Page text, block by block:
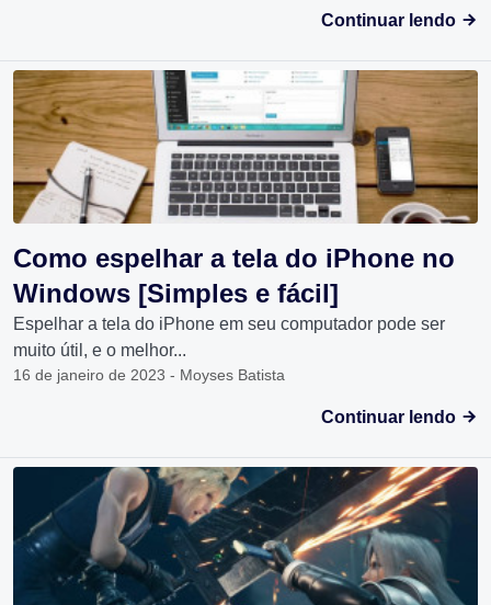
Continuar lendo
Como espelhar a tela do iPhone no
Windows [Simples e fácil]
Espelhar a tela do iPhone em seu computador pode ser
muito útil, e o melhor...
16 de janeiro de 2023 - Moyses Batista
Continuar lendo